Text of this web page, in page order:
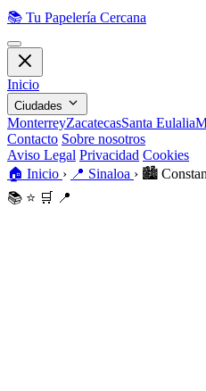
📚 Tu Papelería Cercana
Inicio
Ciudades
MonterreyZacatecasSanta Eulalia
Contacto Sobre nosotros
Aviso Legal Privacidad Cookies
🏠 Inicio › 📍 Sinaloa › 🏙️
📚 ⭐ 🛒 📍